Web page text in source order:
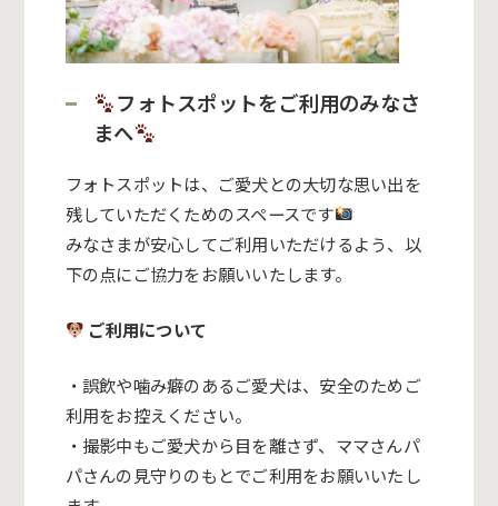
フォトスポットをご利用のみなさ
まへ
フォトスポットは、ご愛犬との大切な思い出を
残していただくためのスペースです
みなさまが安心してご利用いただけるよう、以
下の点にご協力をお願いいたします。
ご利用について
・誤飲や噛み癖のあるご愛犬は、安全のためご
利用をお控えください。
・撮影中もご愛犬から目を離さず、ママさんパ
パさんの見守りのもとでご利用をお願いいたし